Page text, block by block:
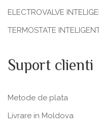
ELECTROVALVE
TERMOSTATE
Suport clienti
Metode de plata
Livrare in Moldova